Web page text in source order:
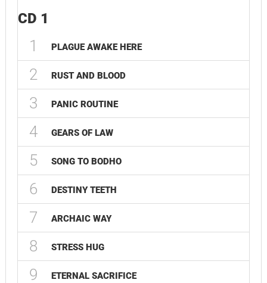
CD 1
1 PLAGUE AWAKE HERE
2 RUST AND BLOOD
3 PANIC ROUTINE
4 GEARS OF LAW
5 SONG TO BODHO
6 DESTINY TEETH
7 ARCHAIC WAY
8 STRESS HUG
9 ETERNAL SACRIFICE